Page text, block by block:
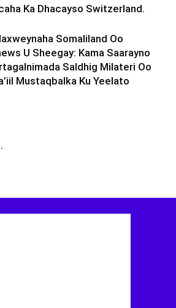
Ka Dhacayso Switzerland.
Somaliland Oo
U Sheegay: Kama Saarayno
Saldhig Milateri Oo
Mustaqbalka Ku Yeelato